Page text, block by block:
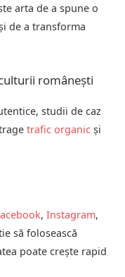
arta de a spune o
de a transforma
românești
studii de caz
trafic organic și
, Instagram,
să folosească
poate crește rapid